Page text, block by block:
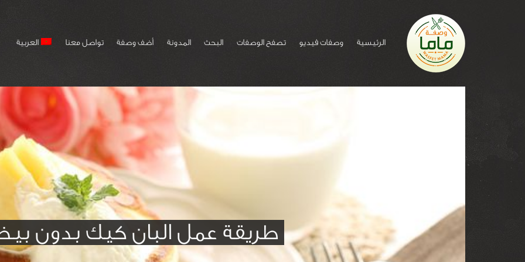
الرئيسية وصفات فيديو تصفح الوصفات البحث المدونة أضف وصفة تواصل معنا العربية
طريقة عمل البان كيك بدون